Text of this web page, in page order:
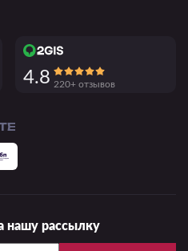
нашу рассылку
4.8 220+ отзывов